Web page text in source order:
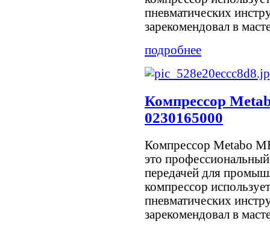
пневматических
зарекомендовал в
подробнее
Компрессор
0230165000
Компрессор Metabo
это
передачей для
компрессор
пневматических
зарекомендовал в